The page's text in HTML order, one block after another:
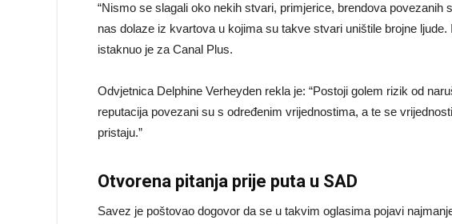
“Nismo se slagali oko nekih stvari, primjerice, brendova povezanih
nas dolaze iz kvartova u kojima su takve stvari uništile brojne
istaknuo je za Canal Plus.
Odvjetnica Delphine Verheyden rekla je: “Postoji golem rizik od
reputacija povezani su s određenim vrijednostima, a te se
pristaju.”
Otvorena pitanja prije puta u SAD
Savez je poštovao dogovor da se u takvim oglasima pojavi